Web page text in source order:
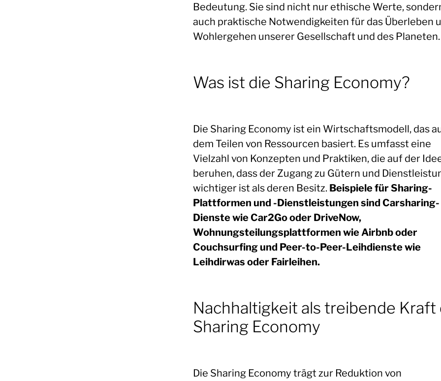
Bedeutung. Sie sind nicht nur ethische Werte,
auch praktische Notwendigkeiten für das Überleben
Wohlergehen unserer Gesellschaft und des Planeten.
Was ist die Sharing Economy?
Die Sharing Economy ist ein Wirtschaftsmodell, das
dem Teilen von Ressourcen basiert. Es umfasst eine
Vielzahl von Konzepten und Praktiken, die auf der
beruhen, dass der Zugang zu Gütern und
wichtiger ist als deren Besitz. Beispiele für Sharing-
Plattformen und -Dienstleistungen sind Carsharing-
Dienste wie Car2Go oder DriveNow,
Wohnungsteilungsplattformen wie Airbnb oder
Couchsurfing und Peer-to-Peer-Leihdienste wie
Leihdirwas oder Fairleihen.
Nachhaltigkeit als treibende Kraft
Sharing Economy
Die Sharing Economy trägt zur Reduktion von